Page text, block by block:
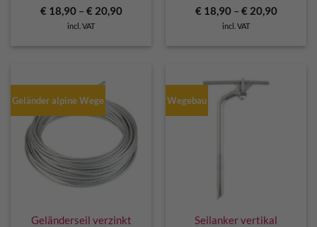
€18,90– €20,90
incl. VAT
€18,90– €20,90
incl. VAT
Geländer alpine Wege
Geländerseil verzinkt
Wegebau
Seilanker vertikal